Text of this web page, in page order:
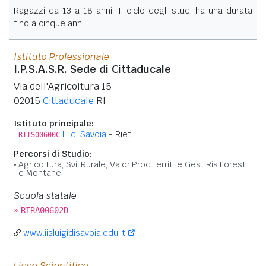
Ragazzi da 13 a 18 anni. Il ciclo degli studi ha una durata
fino a cinque anni.
Istituto Professionale
I.P.S.A.S.R. Sede di Cittaducale
Via dell'Agricoltura 15
02015 Cittaducale RI
Istituto principale:
RIIS00600C L. di Savoia - Rieti
Percorsi di Studio:
Agricoltura, Svil.Rurale, Valor.Prod.Territ. e Gest.Ris.Forest.
e Montane
Scuola statale
» RIRA00602D
www.iisluigidisavoia.edu.it